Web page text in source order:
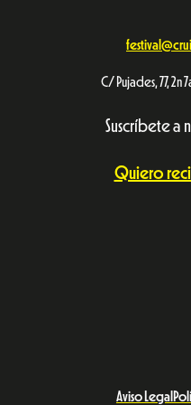
C/ Pujades, 77,
Suscríbete a
Quiero
Aviso Legal